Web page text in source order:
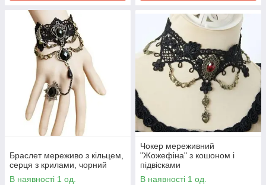
Браслет мереживо з кільцем,
серця з крилами, чорний
В наявності 1 од.
Чокер мереживний
"Жожефіна" з кошоном і
підвісками
В наявності 1 од.